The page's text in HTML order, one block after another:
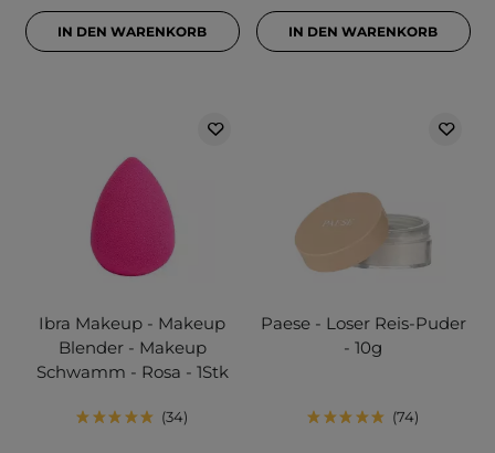
IN DEN WARENKORB IN DEN WARENKORB
Ibra Makeup - Makeup
Blender - Makeup
Schwamm - Rosa - 1Stk
34
Paese - Loser Reis-Puder
- 10g
74